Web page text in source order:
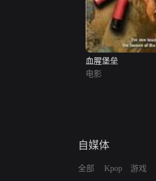
血腥堡垒
电影
自媒体
全部 Kpop 游戏